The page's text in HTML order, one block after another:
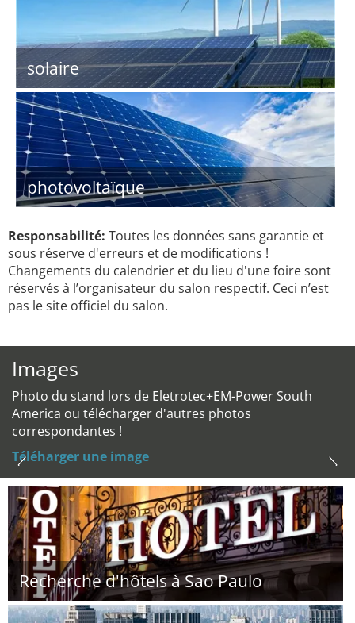
solaire
photovoltaïque
Responsabilité: Toutes les données sans garantie et
sous réserve d'erreurs et de modifications !
Changements du calendrier et du lieu d'une foire sont
réservés à l’organisateur du salon respectif. Ceci n’est
pas le site officiel du salon.
Images
Photo du stand lors de Eletrotec+EM-Power South
America ou télécharger d'autres photos
correspondantes !
Téléharger une image
Recherche d'hôtels à Sao Paulo